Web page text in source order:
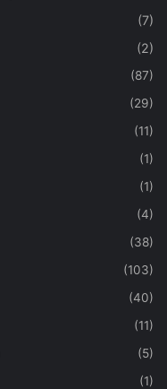
(7)
(2)
(87)
(29)
(11)
(1)
(1)
(4)
(38)
(103)
(40)
(11)
(5)
(1)